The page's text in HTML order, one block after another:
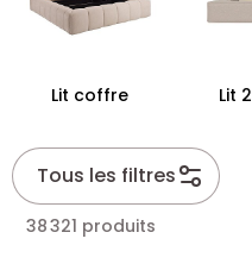
vous ressemble.
Lit coffre Lit
Tous les filtres
38 321 produits